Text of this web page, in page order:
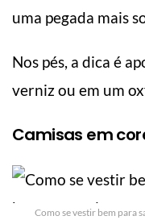
uma pegada mais
Nos pés, a dica é
verniz ou em um
Camisas em
Como se vestir bem para